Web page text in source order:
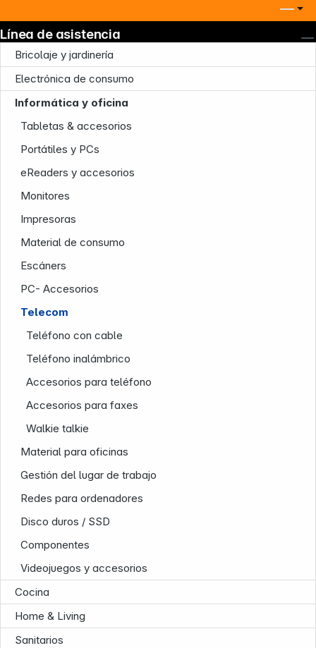
Bricolaje y jardinería
Electrónica de consumo
Informática y oficina
Tabletas & accesorios
Portátiles y PCs
eReaders y accesorios
Monitores
Impresoras
Material de consumo
Escáners
PC- Accesorios
Telecom
Teléfono con cable
Teléfono inalámbrico
Accesorios para teléfono
Accesorios para faxes
Walkie talkie
Material para oficinas
Gestión del lugar de trabajo
Redes para ordenadores
Disco duros / SSD
Componentes
Videojuegos y accesorios
Cocina
Home & Living
Sanitarios
Línea de asistencia
Nuestra empresa